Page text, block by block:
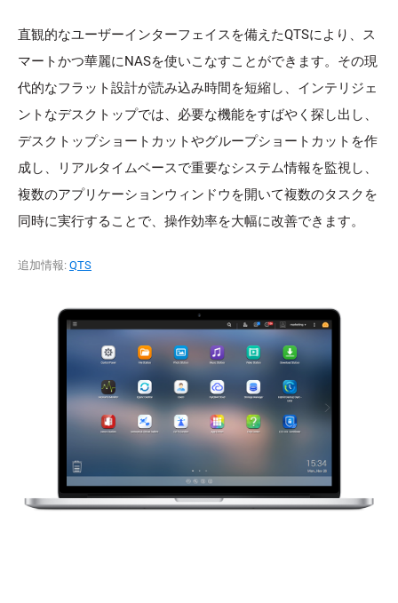
直観的なユーザーインターフェイスを備えたQTSにより、ス
マートかつ華麗にNASを使いこなすことができます。その現
代的なフラット設計が読み込み時間を短縮し、インテリジェ
ントなデスクトップでは、必要な機能をすばやく探し出し、
デスクトップショートカットやグループショートカットを作
成し、リアルタイムベースで重要なシステム情報を監視し、
複数のアプリケーションウィンドウを開いて複数のタスクを
同時に実行することで、操作効率を大幅に改善できます。
追加情報: QTS